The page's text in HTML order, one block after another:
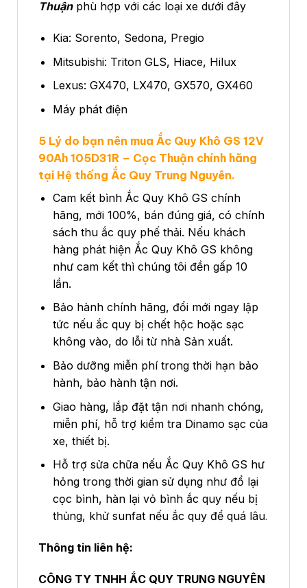
Thuậnphù hợp với các loại xe dưới đây
Kia: Sorento, Sedona, Pregio
Mitsubishi: Triton GLS, Hiace, Hilux
Lexus: GX470, LX470, GX570, GX460
Máy phát điện
5 Lý do bạn nên mua Ắc Quy Khô GS 12V
90Ah 105D31R – Cọc Thuận chính hãng
tại Hệ thống Ắc Quy Trung Nguyên.
Cam kết bình Ắc Quy Khô GS chính
hãng, mới 100%, bán đúng giá, có chính
sách thu ắc quy phế thải. Nếu khách
hàng phát hiện Ắc Quy Khô GS không
như cam kết thì chúng tôi đền gấp 10
lần.
Bảo hành chính hãng, đổi mới ngay lập
tức nếu ắc quy bị chết hộc hoặc sạc
không vào, do lỗi từ nhà Sản xuất.
Bảo dưỡng miễn phí trong thời hạn bảo
hành, bảo hành tận nơi.
Giao hàng, lắp đặt tận nơi nhanh chóng,
miễn phí, hỗ trợ kiểm tra Dinamo sạc của
xe, thiết bị.
Hỗ trợ sửa chữa nếu Ắc Quy Khô GS hư
hỏng trong thời gian sử dụng như đổ lại
cọc bình, hàn lại vỏ bình ắc quy nếu bị
thủng, khử sunfat nếu ắc quy để quá lâu.
Thông tin liên hệ:
CÔNG TY TNHH ẮC QUY TRUNG NGUYÊN